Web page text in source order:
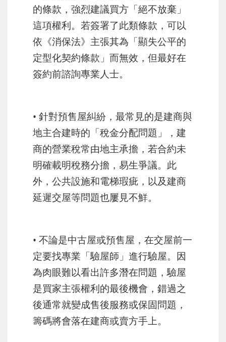
的條款，強烈建議買方「絕不放棄」
這項權利。若簽署了此類條款，可以
依《消保法》主張其為「顯失公平的
定型化契約條款」而無效，但最好在
簽約前諮詢專業人士。
• 針對預售屋糾紛，最常見的是建商與
地主合建時的「稅金分配問題」，建
商的營業稅常由地主承擔，若合約未
明確載明稅務分擔，易生爭議。此
外，公共設施和電梯瑕疵，以及建商
延遲交屋等問題也屢見不鮮。
• 不論是中古屋或預售屋，在交屋前一
定要找專業「驗屋師」進行驗屋。因
為肉眼難以看出許多潛在問題，驗屋
是買家主張權利的最後機會，錯過之
後通常就變成售後服務或保固問題，
籌碼將會落在建商或賣方手上。